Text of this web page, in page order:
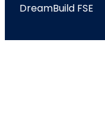
DreamBuild FSE